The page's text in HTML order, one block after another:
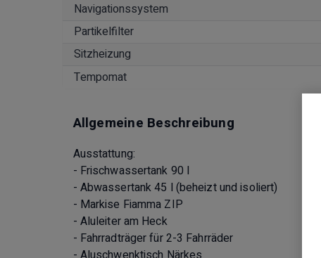
Navigationssystem
Partikelfilter
Sitzheizung
Tempomat
Allgemeine Beschreibung
Ausstattung:
- Frischwassertank 90 l
- Abwassertank 45 l (beheizt und isoliert)
- Markise Fiamma ZIP
- Aluleiter am Heck
- Fahrradträger für 2-3 Fahrräder